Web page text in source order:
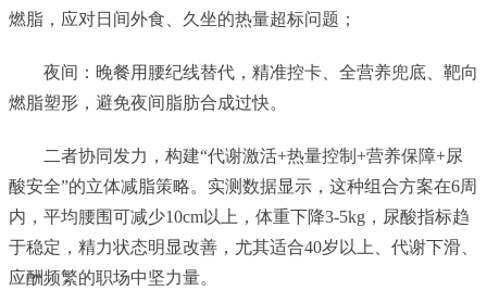
燃脂，应对日间外食、久坐的热量超标问题；
夜间：晚餐用腰纪线替代，精准控卡、全营养兜底、靶向
燃脂塑形，避免夜间脂肪合成过快。
二者协同发力，构建“代谢激活+热量控制+营养保障+尿
酸安全”的立体减脂策略。实测数据显示，这种组合方案在6周
内，平均腰围可减少10cm以上，体重下降3-5kg，尿酸指标趋
于稳定，精力状态明显改善，尤其适合40岁以上、代谢下滑、
应酬频繁的职场中坚力量。